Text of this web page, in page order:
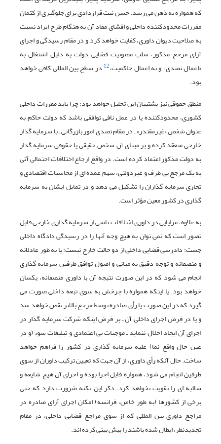
که همواره به ذهن می رسد. حسن نیت قراردادی برای جلوگیری از کتمان
مقررات محدودکننده داخلی و افشای مفاد آن به هنگام طرح ایراد نسبت
به صلاحیت دیوان داوری، کفایت خواهد کرد و در مقام رسیدگی و اجرای
آرای مرجع مذکور، سلب مصونیت قضایی دولت به دلیل اشتغال به
«اِعمال تصدی» و نه اِعمال حاکمیت،12 در سطح بین المللی کافی خواهد
بود.
منطق حقوقی نیز پشتیبان این تحلیل خواهد بود: چرا باید مقررات داخلی
کشوری، محدودکننده یا در عمل نافی توافقی باشد که دولت حاکم به
عنوان شخص «غیرمقتدر» ـ در مقام تصدی امور بازرگانی ـ با سرمایه گذار
خارجی منعقد کرده و بر مبنای آن شخص حقیقی یا حقوقی سرمایه گذار
به دولت مذکور اعتماد کرده است. در واقع ارجاع اختلافات احتمالی آتی
به یک مرجع بی طرف و غیردولتی، سهم عمده ای از محاسبات اقتصادی و
تجاری سرمایه گذاران را تشکیل می دهد و در تمایل ایشان به سرمایه
گذاری در کشور معین مؤثر است.
به علاوه، مزایایی در داوری اختلافات ناشی از سرمایه گذاری خارجی قابل
تصور است که نمی توان به هیچ وجه آنها را در رسیدگی دادگاه داخلی
جست: دادرسی قضایی داخلی از دو حالت خارج نیست: یا به طور عادلانه
و منصفانه و توجه دقیق به مبانی و اصول توافق طرفین سرمایه گذاری
انجام می شود که در این صورت نتیجه آن با داوری منصفانه، یکسان
خواهد بود. یا اینکه همواره با چرخش به سوی تبعه داخلی صورت می
گیرد که در این صورت یا رأی صادره توسط مرجع بالاتر نقض خواهد شد
و یا در فرض اجرای داخلی آن ـ بر فرض اینکه شرکت سرمایه گذار در
اجرای آن ایجاد اخلال ننماید ـ موجبات بی اعتمادی و تبلیغات سوء (و در
عین حال واقع نما) علیه سرمایه گذاری در کشور را فراهم خواهد
ساخت. حال آنکه رأی داوری، از آن جهت که تعیین ترکیب داوران از سوی
طرفین انجام می شود، همواره قابل اجرا بوده و اجرای آن هیچ شایعه و
شائبه ای را تقویت نخواهد کرد. ذکر این نکته ضرورت دارد که حتی
برخی از کشورها (به طور خاص، فرانسه) امکان اجرای آرای صادره در
مراجع داوری بین المللی که از سوی مراجع قضایی داخلی، در مقام
تجدیدنظر، ابطال شده باشند را پیش بینی کرده اند.